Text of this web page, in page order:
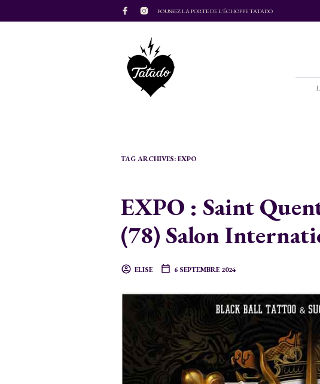
POUSSEZ LA PORTE DE L'ÉCHOPPE TATADO
TAG ARCHIVES:EXPO
EXPO : Saint
(78) Salon
ELISE 6 SEPTEMBRE 2024